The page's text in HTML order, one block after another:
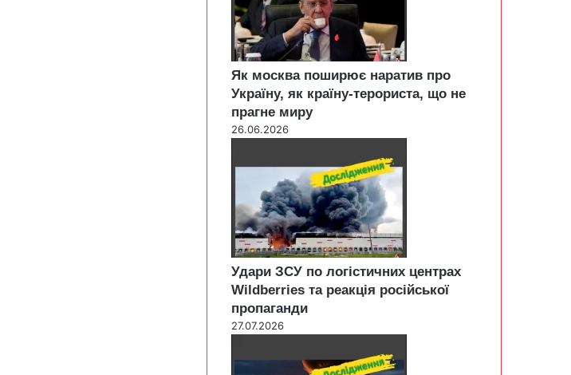
Як москва поширює наратив про
Україну, як країну-терориста, що не
прагне миру
26.06.2026
Удари ЗСУ по логістичних центрах
Wildberries та реакція російської
пропаганди
27.07.2026